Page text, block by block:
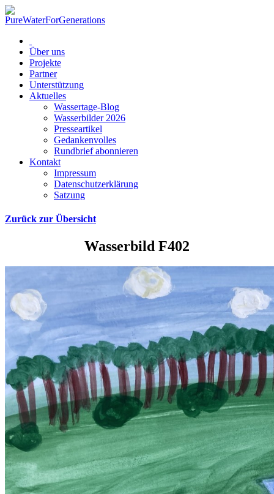
Über uns
Projekte
Partner
Unterstützung
Aktuelles
Wassertage-Blog
Wasserbilder 2026
Presseartikel
Gedankenvolles
Rundbrief abonnieren
Kontakt
Impressum
Datenschutzerklärung
Satzung
Zurück zur Übersicht
Wasserbild F402